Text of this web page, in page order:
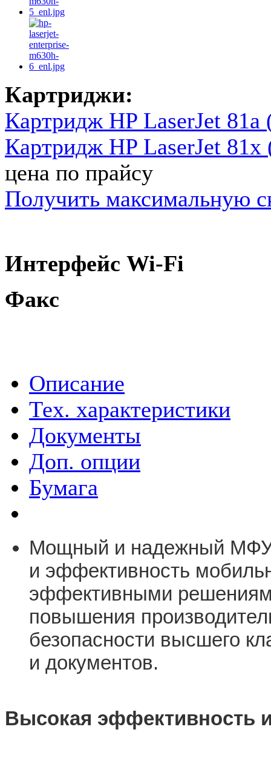
Картриджи:
Картридж HP LaserJet
Картридж HP LaserJet
цена по прайсу
Получить максимальную
Интерфейс Wi-Fi
Факс
Описание
Тех. характеристики
Документы
Доп. опции
Бумага
Мощный и надежный МФУ
и эффективность
эффективными
повышения
безопасности высшего
и документов.
Высокая эффективность